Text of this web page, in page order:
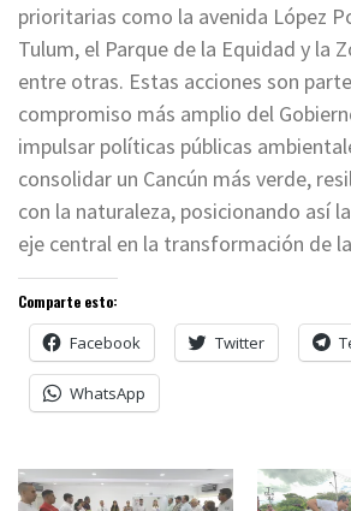
prioritarias como la avenida López
Tulum, el Parque de la Equidad y la
entre otras. Estas acciones son
compromiso más amplio del
impulsar políticas públicas
consolidar un Cancún más verde,
con la naturaleza, posicionando así
eje central en la transformación de
Comparte esto:
Facebook Twitter
WhatsApp